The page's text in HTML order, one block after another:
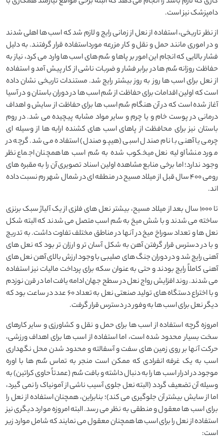
دامپزشک نیز است.
از نظر تاریخی، استفاده از نعل از زمانی رایج و لازم شد که اسب ها اهلی شدند
و در اموری مانند حمل و نقل و کار مزرعه مورداستفاده قرار گرفتند. به دلیل
فشار بالایی که انجام این امور بر پاها و سُم های اسب ها وارد می کرد، نیاز به
حفاظت روزانه سُم ها در برابر فشار و ضربات ناشی از کار پیش آمد و استفاده
از نعل برای اسب ها روز به روز بیشتر رایج شد. مستندات تاریخی نشان داده
است که اولین اقدامات برای حفاظت از سُم اسب ها در دوران باستان و در آسیا
آغاز شده است که در آن هنگام سُم اسب ها برای حفاظت از سایش و اهداف
درمانی در پوست خام و یا چرم و سایر مواد مشابه پیچیده می شد. در روم
باستان نیز برای محافظت از پاهای اسب های کشنده ارابه ها از وسیله ای
چرمی یا آهنی با نام صندل اسبی (هیپو صندل) استفاده می شد. گرچه در
مورد منشأ اولیه نعل میخکوب شده به سُم اسب ها همچنان اجماع نظر
وجود ندارد؛ اما برخی منابع مشاهده اولین اسناد تصویری آن را به مقبره های
رومی ۴۰۰ سال قبل از میلاد مسیح در منطقه ای در شمال شهر رم نسبت داده
اند.
تا ۱۰۰۰ سال بعد از میلاد مسیح، بیشتر نعل های فلزی از یک آلیاژ سبک برنزی
ساخته می شدند و با شش میخ به سُم اسب متصل می شدند که البته شکل
نعل ها و تعداد سوراخ میخ در آنها در مناطق مختلف تفاوت داشت. به تدریج
و با در دسترس قرار گرفتن آهن به شکل آسان تر و ارزان تر بود که نعل های
آهنی رایج شد و در دوران جنگ های صلیبی با وجود ارزش بالای آهن نعل های
آهنی کاملاً رایج بودند و حتی به عنوان سکه برای پرداخت مالیات نیز استفاده
می شدند. روند افزایش رواج نعل در سطح جهان ادامه یافت اما در قرن نوزدم
و با اختراع دستگاه های تولید صنعتی نعل به تعداد ۶۰ عدد در ساعت بود که
دیگر نعل برای اسب ها به وفور در دسترس قرار گرفت.
امروزه گرچه استفاده از اسب ها برای حمل و نقل و کشاورزی و سایر کارهای
سخت بسیار محدود شده است، اما استفاده از اسب ها برای اهداف ورزشی،
حرکت آنها بر روی زمین های سفت و آسفالته و محدود شدن محل نگهداری
اسب به یک غرفه انفرادی که ممکن است منجر به تماس سُم ها با اوره
موجود در ادرار اسب ها را به دنبال داشته و بافت سُم (عمدتاً حاوی کراتین) به
وسیله آن تضعیف گردد (البته نعل جلوی آسیب ناشی از آمونیاک را نمی گیرد،
اما از سایش بیشتر آن جلوگیری می کند)؛ بنابراین، همچنان استفاده از نعل را
برای اسب ها معقول و منطقی به نظر می رسد. البته امروزه موارد دیگری نیز
استفاده از نعل را برای اسب ها همچنان معقول می نمایند که شامل موارد زیر
است: